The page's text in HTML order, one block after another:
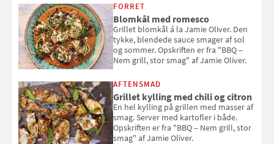
smag" af Jamie Oliver.
FORRET
Blomkål med romesco
Grillet blomkål á la Jamie Oliver. Den
tykke, blendede sauce smager af sol
og sommer. Opskriften er fra "BBQ –
Nem grill, stor smag" af Jamie Oliver.
AFTENSMAD
Grillet kylling med chili og citron
En hel kylling på grillen med masser af
smag. Server med kartofler i både.
Opskriften er fra "BBQ – Nem grill, stor
smag" af Jamie Oliver.